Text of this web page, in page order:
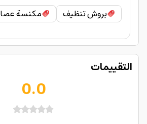
بروش تنظيف
مكنسة عصا
التقييمات
0.0